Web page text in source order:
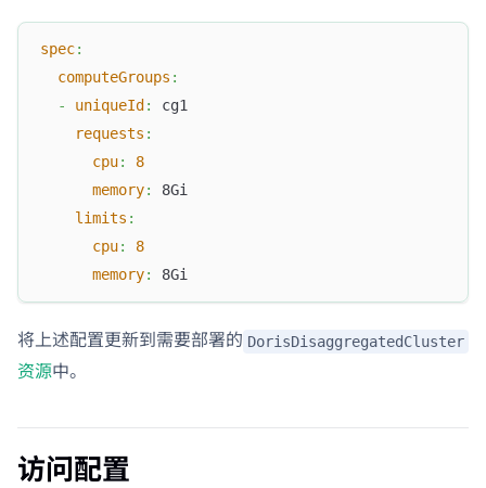
spec:
computeGroups :
-
uniqueId :
cg1
requests :
cpu:
8
memory:
8Gi
limits :
cpu:
8
memory: 8Gi
将上述配置更新到需要部署的 DorisDisaggregatedCluster
资源中。
访问配置